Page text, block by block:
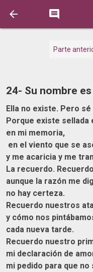
 
Parte
24- Su nombre
Ella no existe. Pero
Porque existe sellada
en mi memoria,
en el viento que se
y me acaricia y me
La recuerdo.
aunque la razón me
no hay certeza.
Recuerdo nuestros
y cómo nos
cada nueva tarde.
Recuerdo nuestro
mi declaración de
mi pedido para que